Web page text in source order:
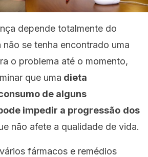
depende totalmente do
não se tenha encontrado uma
o problema até o momento,
que uma dieta
de alguns
impedir a progressão dos
não afete a qualidade de vida.
fármacos e remédios